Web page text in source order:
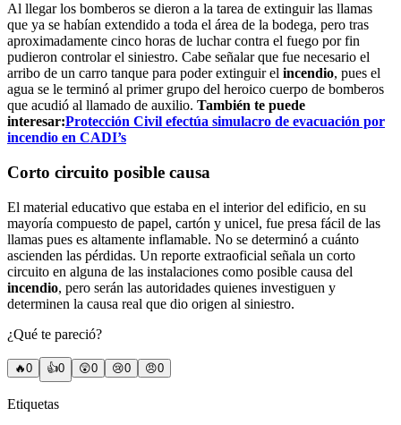
Al llegar los bomberos se dieron a la tarea de extinguir las llamas
que ya se habían extendido a toda el área de la bodega, pero tras
aproximadamente cinco horas de luchar contra el fuego por fin
pudieron controlar el siniestro. Cabe señalar que fue necesario el
arribo de un carro tanque para poder extinguir el incendio, pues el
agua se le terminó al primer grupo del heroico cuerpo de bomberos
que acudió al llamado de auxilio. También te puede
interesar:Protección Civil efectúa simulacro de evacuación por
incendio en CADI’s
Corto circuito posible causa
El material educativo que estaba en el interior del edificio, en su
mayoría compuesto de papel, cartón y unicel, fue presa fácil de las
llamas pues es altamente inflamable. No se determinó a cuánto
ascienden las pérdidas. Un reporte extraoficial señala un corto
circuito en alguna de las instalaciones como posible causa del
incendio, pero serán las autoridades quienes investiguen y
determinen la causa real que dio origen al siniestro.
¿Qué te pareció?
🔥0 👍0 😲0 😢0 😠0
Etiquetas